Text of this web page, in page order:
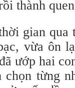
thành
gian
vừa ôn
ướp hai
chọn từng